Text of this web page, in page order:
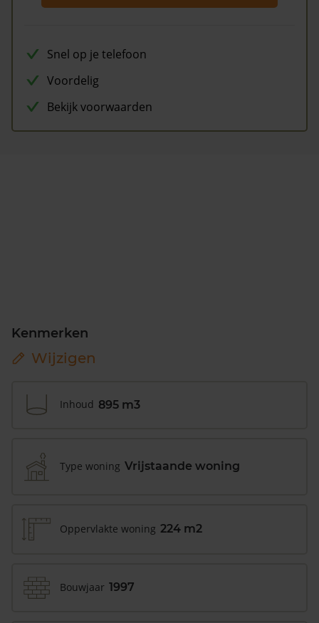
Snel op je telefoon
Voordelig
Bekijk voorwaarden
Kenmerken
Wijzigen
Inhoud 895 m3
Type woning Vrijstaande woning
Oppervlakte woning 224 m2
Bouwjaar 1997